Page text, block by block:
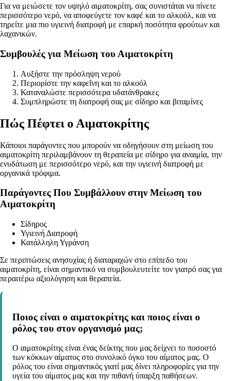
Για να μειώσετε τον υψηλό αιματοκρίτη, σας συνιστάται να πίνετε
περισσότερο νερό, να αποφεύγετε τον καφέ και το αλκοόλ, και να
τηρείτε μια πιο υγιεινή διατροφή με επαρκή ποσότητα φρούτων και
λαχανικών.
Συμβουλές για Μείωση του Αιματοκρίτη
Αυξήστε την πρόσληψη νερού
Περιορίστε την καφεΐνη και το αλκοόλ
Καταναλώστε περισσότερα υδατάνθρακες
Συμπληρώστε τη διατροφή σας με σίδηρο και βιταμίνες
Πώς Πέφτει ο Αιματοκρίτης
Κάποιοι παράγοντες που μπορούν να οδηγήσουν στη μείωση του
αιματοκρίτη περιλαμβάνουν τη θεραπεία με σίδηρο για αναιμία, την
ενυδάτωση με περισσότερο νερό, και την υγιεινή διατροφή με
οργανικά τρόφιμα.
Παράγοντες Που Συμβάλλουν στην Μείωση του
Αιματοκρίτη
Σίδηρος
Υγιεινή Διατροφή
Κατάλληλη Υγράνση
Σε περιπτώσεις ανησυχίας ή διαταραχών στο επίπεδο του
αιματοκρίτη, είναι σημαντικό να συμβουλευτείτε τον γιατρό σας για
περαιτέρω αξιολόγηση και θεραπεία.
Ποιος είναι ο αιματοκρίτης και ποιος είναι ο
ρόλος του στον οργανισμό μας;
Ο αιματοκρίτης είναι ένας δείκτης που μας δείχνει το ποσοστό
των κόκκων αίματος στο συνολικό όγκο του αίματος μας. Ο
ρόλος του είναι σημαντικός γιατί μας δίνει πληροφορίες για την
υγεία του αίματος μας και την πιθανή ύπαρξη παθήσεων.